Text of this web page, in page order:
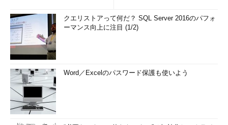
クエリストアって何だ？ SQL Server 2016のパフォ
ーマンス向上に注目 (1/2)
Word／Excelのパスワード保護も使いよう